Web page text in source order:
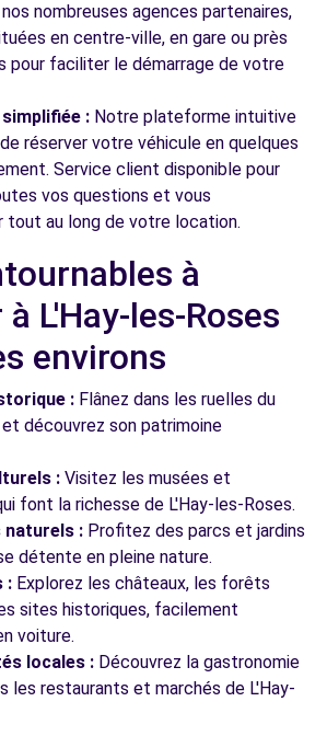
nombreuses agences partenaires,
en centre-ville, en gare ou près
pour faciliter le démarrage de votre
: Notre plateforme intuitive
réserver votre véhicule en quelques
Service client disponible pour
vos questions et vous
tout au long de votre location.
à
L'Hay-les-Roses
environs
: Flânez dans les ruelles du
découvrez son patrimoine
: Visitez les musées et
font la richesse de L'Hay-les-Roses.
naturels : Profitez des parcs et jardins
détente en pleine nature.
: Explorez les châteaux, les forêts
sites historiques, facilement
voiture.
locales : Découvrez la gastronomie
les restaurants et marchés de L'Hay-